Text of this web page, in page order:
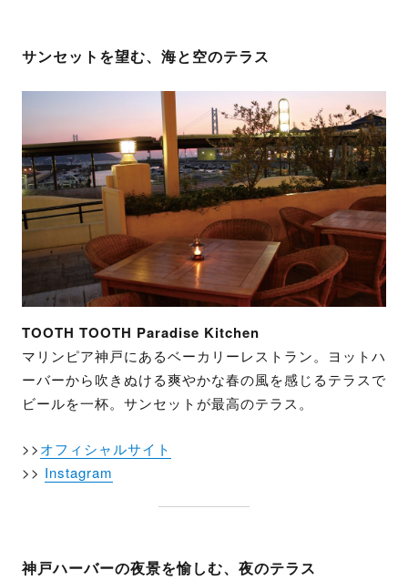
サンセットを望む、海と空のテラス
TOOTH TOOTH Paradise Kitchen
マリンピア神戸にあるベーカリーレストラン。ヨットハ
ーバーから吹きぬける爽やかな春の風を感じるテラスで
ビールを一杯。サンセットが最高のテラス。
>>オフィシャルサイト
>> Instagram
神戸ハーバーの夜景を愉しむ、夜のテラス